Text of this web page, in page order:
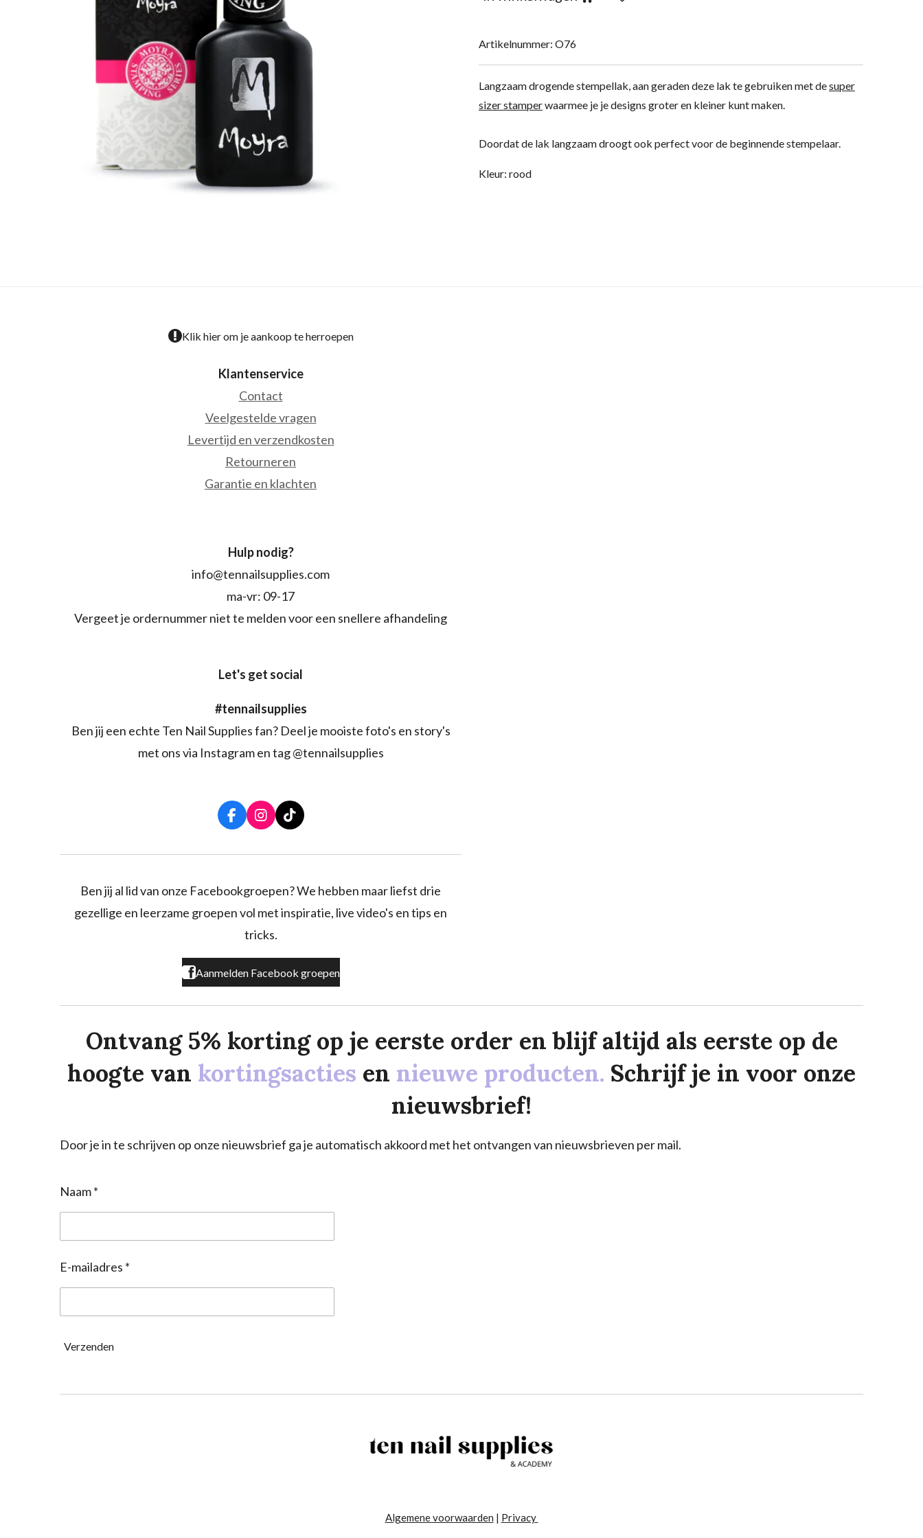
Artikelnummer: O76
Langzaam drogende stempellak, aan geraden deze lak te gebruiken met desuper
sizer stamperwaarmee je je designs groter en kleiner kunt maken.
Doordat de lak langzaam droogt ook perfect voor de beginnende stempelaar.
Kleur: rood
Klik hier om je aankoop te herroepen
Klantenservice
Contact
Veelgestelde vragen
Levertijd en verzendkosten
Retourneren
Garantie en klachten
Hulp nodig?
info@tennailsupplies.com
ma-vr: 09-17
Vergeet je ordernummer niet te melden voor een snellere afhandeling
Let's get social
#tennailsupplies
Ben jij een echte Ten Nail Supplies fan? Deel je mooiste foto's en story's
met ons via Instagram en tag @tennailsupplies
F
a
o
k
I
n
r
a
T
i
k
Ben jij al lid van onze Facebookgroepen? We hebben maar liefst drie
gezellige en leerzame groepen vol met inspiratie, live video's en tips en
tricks.
Aanmelden Facebook groepen
Ontvang 5% korting op je eerste order en blijf altijd als eerste op de
hoogte van kortingsacties en nieuwe producten. Schrijf je in voor onze
nieuwsbrief!
Door je in te schrijven op onze nieuwsbrief ga je automatisch akkoord met het ontvangen van nieuwsbrieven per mail.
Naam *
E-mailadres *
Verzenden
Algemene voorwaarden | Privacy